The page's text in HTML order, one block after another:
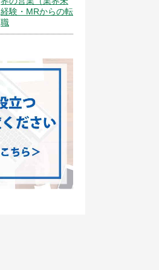
経験・MRからの転
職